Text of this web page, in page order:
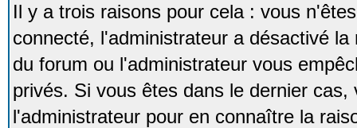
Il y a trois raisons pour cela : vous
connecté, l'administrateur a désactivé
du forum ou l'administrateur vous
privés. Si vous êtes dans le dernier
l'administrateur pour en connaître la